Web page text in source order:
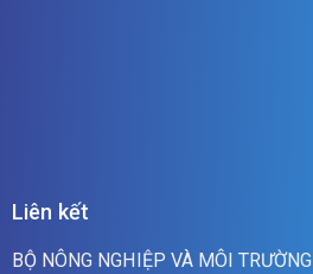
Liên kết
BỘ NÔNG NGHIỆP VÀ MÔI TRƯỜNG